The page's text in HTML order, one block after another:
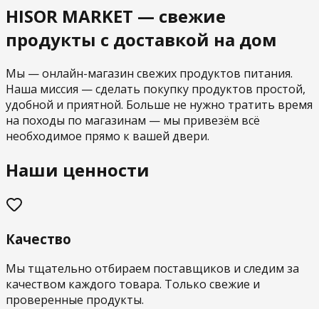
HISOR MARKET — свежие
продукты с доставкой на дом
Мы — онлайн-магазин свежих продуктов питания.
Наша миссия — сделать покупку продуктов простой,
удобной и приятной. Больше не нужно тратить время
на походы по магазинам — мы привезём всё
необходимое прямо к вашей двери.
Наши ценности
Качество
Мы тщательно отбираем поставщиков и следим за
качеством каждого товара. Только свежие и
проверенные продукты.